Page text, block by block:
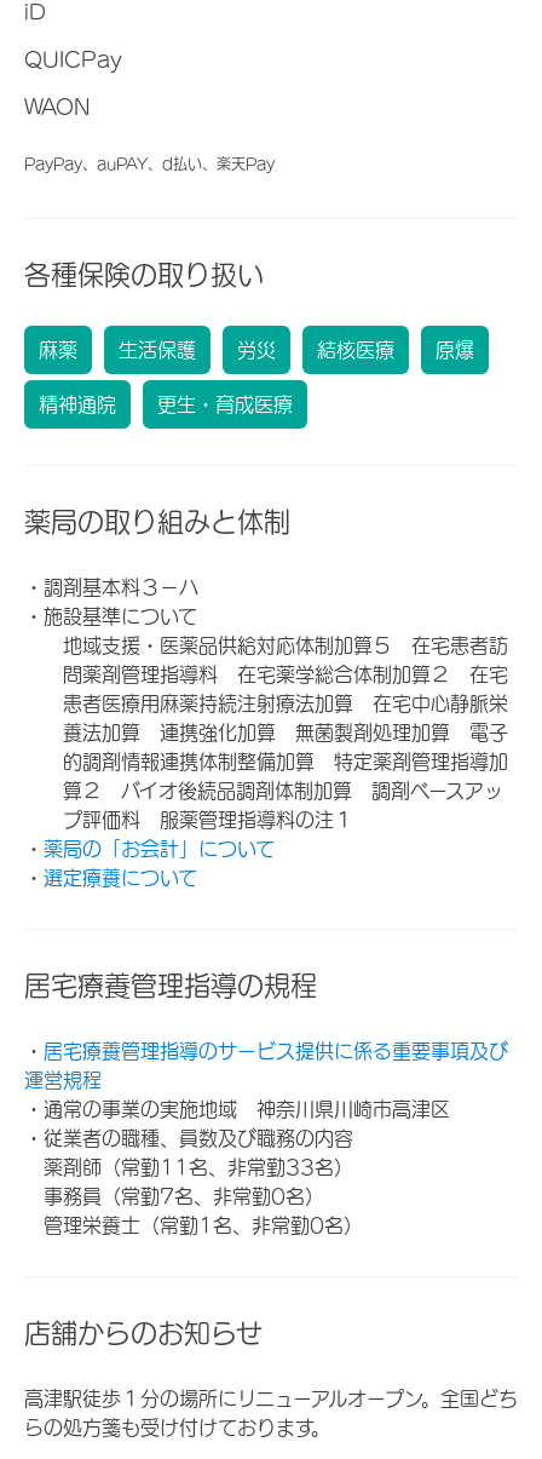
iD
QUICPay
WAON
PayPay、auPAY、d払い、楽天Pay
各種保険の取り扱い
麻薬 生活保護 労災 結核医療 原爆
精神通院 更生・育成医療
薬局の取り組みと体制
・調剤基本料３－ハ
・施設基準について
地域支援・医薬品供給対応体制加算５ 在宅患者訪
問薬剤管理指導料 在宅薬学総合体制加算２ 在宅
患者医療用麻薬持続注射療法加算 在宅中心静脈栄
養法加算 連携強化加算 無菌製剤処理加算 電子
的調剤情報連携体制整備加算 特定薬剤管理指導加
算２ バイオ後続品調剤体制加算 調剤ベースアッ
プ評価料 服薬管理指導料の注１
・ 薬局の「お会計」について
・ 選定療養について
居宅療養管理指導の規程
・ 居宅療養管理指導のサービス提供に係る重要事項及び
運営規程
・通常の事業の実施地域 神奈川県川崎市高津区
・従業者の職種、員数及び職務の内容
薬剤師（常勤11名、非常勤33名）
事務員（常勤7名、非常勤0名）
管理栄養士（常勤1名、非常勤0名）
店舗からのお知らせ
高津駅徒歩１分の場所にリニューアルオープン。全国どち
らの処方箋も受け付けております。